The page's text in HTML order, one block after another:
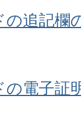
追記欄
電子証